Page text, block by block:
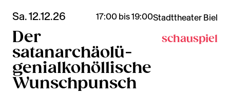
Sa. 12.12.26 17:00 bis 19:00Stadttheater Biel
Der
satanarchäolü-
genialkohöllische
Wunschpunsch
schauspiel